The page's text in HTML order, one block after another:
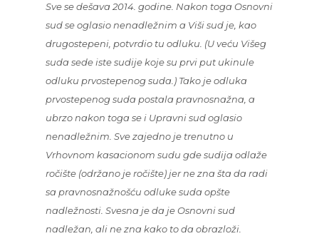
Sve se dešava 2014. godine. Nakon toga Osnovni
sud se oglasio nenadležnim a Viši sud je, kao
drugostepeni, potvrdio tu odluku. (U veću Višeg
suda sede iste sudije koje su prvi put ukinule
odluku prvostepenog suda.) Tako je odluka
prvostepenog suda postala pravnosnažna, a
ubrzo nakon toga se i Upravni sud oglasio
nenadležnim. Sve zajedno je trenutno u
Vrhovnom kasacionom sudu gde sudija odlaže
ročište (održano je ročište) jer ne zna šta da radi
sa pravnosnažnošću odluke suda opšte
nadležnosti. Svesna je da je Osnovni sud
nadležan, ali ne zna kako to da obrazloži.